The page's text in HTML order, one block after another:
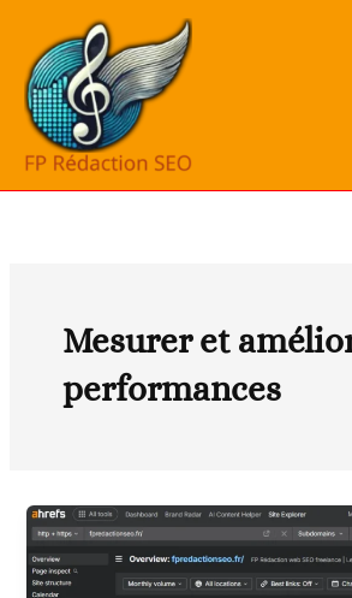
contenu
Mesurer et
performances